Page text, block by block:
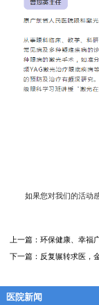
如果您对我们的活动
上一篇： 环保健康、幸福
下一篇： 反复辗转求医，
医院新闻